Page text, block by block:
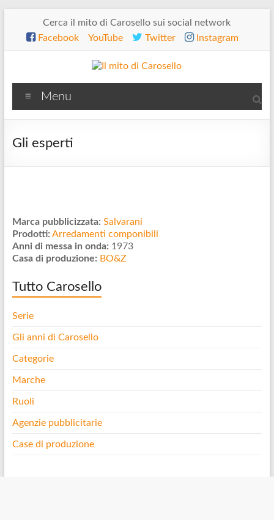
contenuto
Cerca il mito di Carosello sui social network
Facebook
YouTube Twitter Instagram
Il
mito
di
Menu
Gli esperti
Marca pubblicizzata: Salvarani
Prodotti: Arredamenti componibili
Anni di messa in onda: 1973
Casa di produzione: BO&Z
Tutto Carosello
Serie
Gli anni di Carosello
Categorie
Marche
Ruoli
Agenzie pubblicitarie
Case di produzione